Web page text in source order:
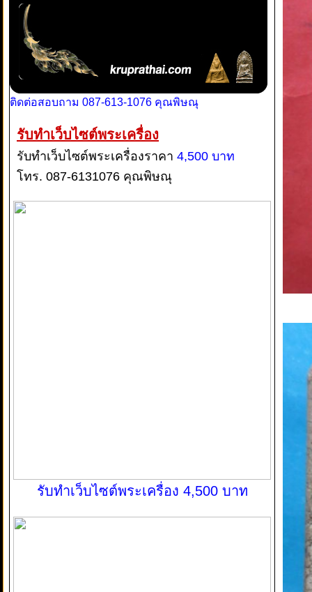
ติดต่อสอบถาม 087-613-1076 คุณพิษณุ
รับทำเว็บไซต์พระเครื่อง
รับทำเว็บไซต์พระเครื่องราคา 4,500 บาท
โทร. 087-6131076 คุณพิษณุ
รับทำเว็บไซต์พระเครื่อง 4,500 บาท